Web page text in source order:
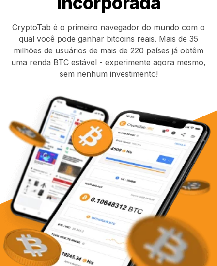
CryptoTab é o primeiro navegador do mundo com o
qual você pode ganhar bitcoins reais. Mais de 35
milhões de usuários de mais de 220 países já obtêm
uma renda BTC estável - experimente agora mesmo,
sem nenhum investimento!